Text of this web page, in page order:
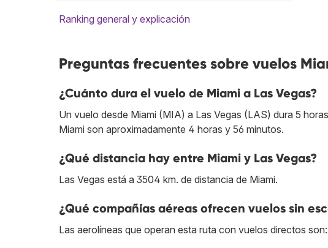
Ranking general y explicación
Preguntas frecuentes sobre vuelos
¿Cuánto dura el vuelo de Miami a Las Vegas?
Un vuelo desde Miami (MIA) a Las Vegas (LAS) dura 5
Miami son aproximadamente 4 horas y 56 minutos.
¿Qué distancia hay entre Miami y Las Vegas?
Las Vegas está a 3504 km. de distancia de Miami.
¿Qué compañías aéreas ofrecen vuelos sin
Las aerolíneas que operan esta ruta con vuelos directos son: